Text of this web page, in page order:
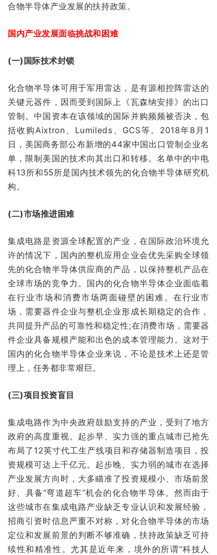
合物半导体产业发展的扶持政策。
国内产业发展面临挑战和困难
(一)国际技术封锁
化合物半导体可用于军用雷达，是有源相控阵雷达的
关键元器件，因而受到国际上《瓦森纳安排》的出口
管制。中国资本在该领域的国际并购频频被否决，包
括收购Aixtron、Lumileds、GCS等。2018年8月1
日，美国商务部公布新增的44家中国出口管制企业名
单，限制美国的技术向其出口和转移。名单中的中电
科13所和55所是国内技术领先的化合物半导体研究机
构。
(二)市场推进困难
集成电路是资源全球配置的产业，在国际政治环境允
许的情况下，国内的整机应用企业会优先采购全球领
先的化合物半导体供应商的产品，以保持整机产品在
全球市场的竞争力。国内的化合物半导体企业面临着
在行业市场和消费市场两面碰壁的困难。在行业市
场，需要器件企业与整机企业形成长期稳定的合作，
共同提升产品的可靠性和稳定性;在消费市场，需要器
件企业具备规模产能和出色的成本管理能力。这对于
国内的化合物半导体企业来说，不论是技术上还是管
理上，任务都非常艰巨。
(三)项目投资盲目
集成电路作为中央政府鼓励支持的产业，受到了地方
政府的高度重视。起步早、实力强的重点城市已抢先
布局了12英寸代工生产线项目和存储器制造项目，投
资规模可达上千亿元。起步晚、实力弱的城市在选择
产业发展方向时，大多瞄准了投资规模小、市场前景
好、具备“弯道超车”机会的化合物半导体。然而由于
这些城市在集成电路产业缺乏专业认识和发展经验，
招商引资时信息严重不对称，对化合物半导体的市场
定位和发展前景的判断不够准确，扶持政策缺乏可持
续性和精准性。尤其是近年来，境外的所谓“科技人